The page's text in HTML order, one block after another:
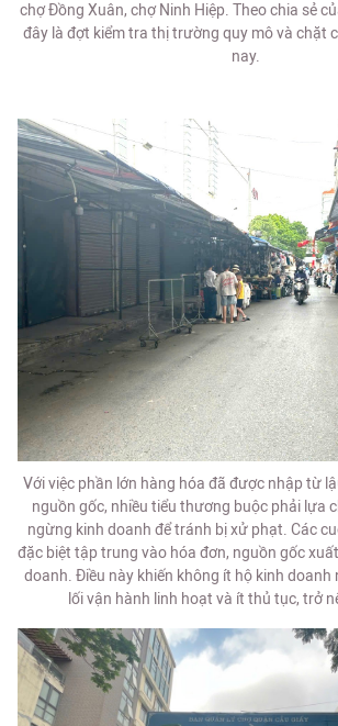
chợ Đồng Xuân, chợ Ninh Hiệp. Theo chia sẻ
đây là đợt kiểm tra thị trường quy mô và chặt
nay.
Với việc phần lớn hàng hóa đã được nhập từ
nguồn gốc, nhiều tiểu thương buộc phải lựa
ngừng kinh doanh để tránh bị xử phạt. Các
đặc biệt tập trung vào hóa đơn, nguồn gốc
doanh. Điều này khiến không ít hộ kinh doanh
lối vận hành linh hoạt và ít thủ tục, trở